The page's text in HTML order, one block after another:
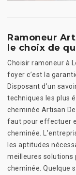
Ramoneur
le choix de
Choisir ramoneur à
foyer c’est la
Disposant d’un
techniques les plus
cheminée Artisan
faut pour effectuer
cheminée.
les aptitudes
meilleures solutions
cheminée. Quelque